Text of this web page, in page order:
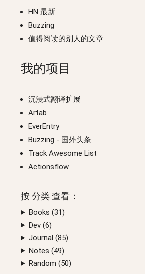
HN 最新
Buzzing
值得阅读的别人的文章
我的项目
沉浸式翻译扩展
Artab
EverEntry
Buzzing - 国外头条
Track Awesome List
Actionsflow
按 分类 查看：
Books (31)
Dev (6)
Journal (85)
Notes (49)
Random (50)